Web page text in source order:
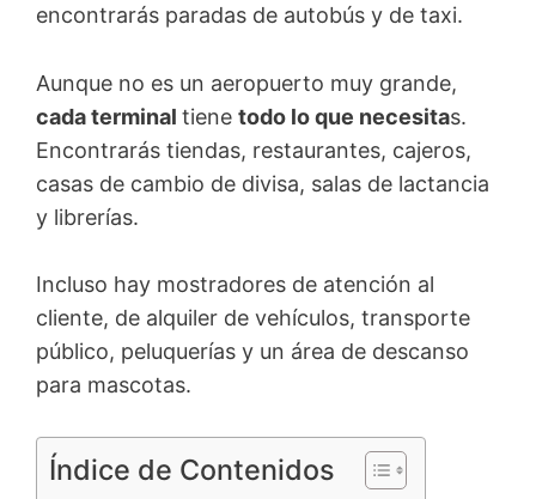
encontrarás paradas de autobús y de taxi.
Aunque no es un aeropuerto muy grande,
cada terminal tiene todo lo que necesitas.
Encontrarás tiendas, restaurantes, cajeros,
casas de cambio de divisa, salas de lactancia
y librerías.
Incluso hay mostradores de atención al
cliente, de alquiler de vehículos, transporte
público, peluquerías y un área de descanso
para mascotas.
Índice de Contenidos